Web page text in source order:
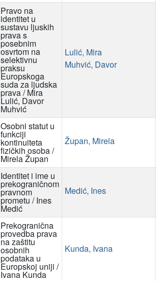
Pravo na
identitet u
sustavu ljuskih
prava s
posebnim
osvrtom na
selektivnu
praksu
Europskoga
suda za ljudska
prava / Mira
Lulić, Davor
Muhvić
Lulić, Mira
Muhvić, Davor
Osobni statut u
funkciji
kontinuiteta
fizičkih osoba /
Mirela Župan
Župan, Mirela
Identitet i ime u
prekograničnom
pravnom
prometu / Ines
Medić
Medić, Ines
Prekogranična
provedba prava
na zaštitu
osobnih
podataka u
Europskoj uniji /
Ivana Kunda
Kunda, Ivana